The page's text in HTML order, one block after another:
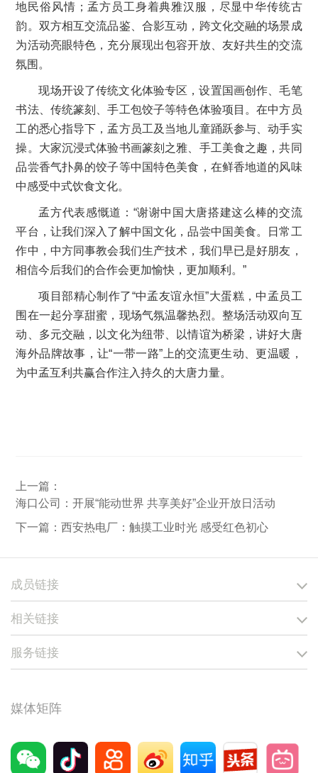
地民俗风情；孟方员工身着典雅汉服，尽显中华传统古
韵。双方相互交流品鉴、合影互动，跨文化交融的场景成
为活动亮眼特色，充分展现出包容开放、友好共生的交流
氛围。
现场开设了传统文化体验专区，设置国画创作、毛笔
书法、传统篆刻、手工包饺子等特色体验项目。在中方员
工的悉心指导下，孟方员工及当地儿童踊跃参与、动手实
操。大家沉浸式体验书画篆刻之雅、手工美食之趣，共同
品尝香气扑鼻的饺子等中国特色美食，在鲜香地道的风味
中感受中式饮食文化。
孟方代表感慨道：“谢谢中国大唐搭建这么棒的交流
平台，让我们深入了解中国文化，品尝中国美食。日常工
作中，中方同事教会我们生产技术，我们早已是好朋友，
相信今后我们的合作会更加愉快，更加顺利。”
项目部精心制作了“中孟友谊永恒”大蛋糕，中孟员工
围在一起分享甜蜜，现场气氛温馨热烈。整场活动双向互
动、多元交融，以文化为纽带、以情谊为桥梁，讲好大唐
海外品牌故事，让“一带一路”上的交流更生动、更温暖，
为中孟互利共赢合作注入持久的大唐力量。
上一篇：
海口公司：开展“能动世界 共享美好”企业开放日活动
下一篇：西安热电厂：触摸工业时光 感受红色初心
媒体矩阵
成员链接
相关链接
服务链接